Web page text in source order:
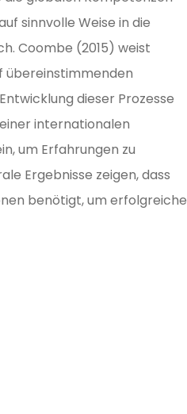
sinnvolle Weise in die
Coombe (2015) weist
übereinstimmenden
dieser Prozesse
internationalen
um Erfahrungen zu
Ergebnisse zeigen, dass
benötigt, um erfolgreiche